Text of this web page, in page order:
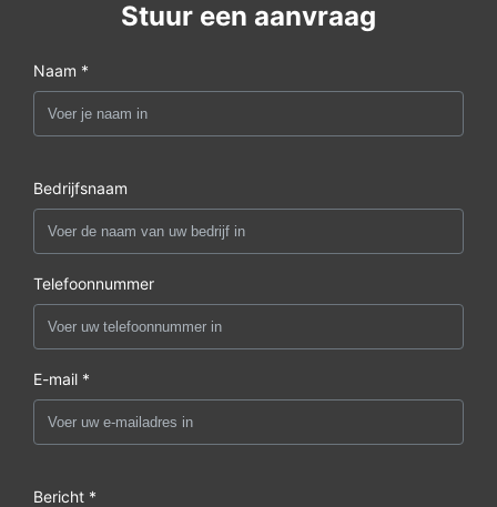
Stuur een aanvraag
Naam *
Bedrijfsnaam
Telefoonnummer
E-mail *
Bericht *